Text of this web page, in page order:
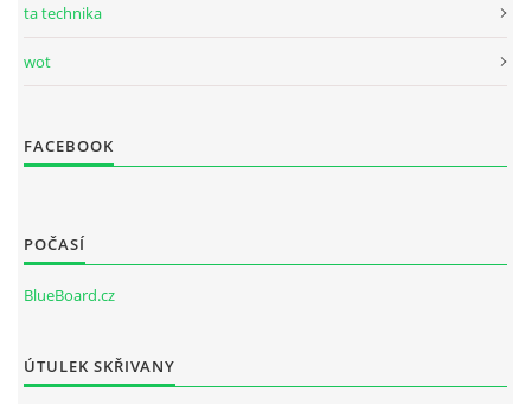
ta technika
wot
FACEBOOK
POČASÍ
BlueBoard.cz
ÚTULEK SKŘIVANY